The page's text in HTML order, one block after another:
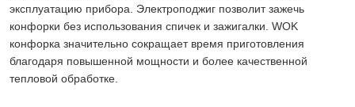
эксплуатацию прибора. Электроподжиг позволит зажечь
конфорки без использования спичек и зажигалки. WOK
конфорка значительно сокращает время приготовления
благодаря повышенной мощности и более качественной
тепловой обработке.